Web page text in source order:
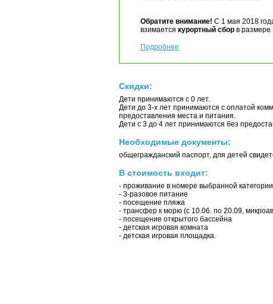
Обратите внимание! С 1 мая 2018
взимается курортный сборв размере
Подробнее
Скидки:
Дети принимаются с 0 лет.
Дети до 3-х лет принимаются с оплатой
предоставления места и питания.
Дети с 3 до 4 лет принимаются без
Необходимые документы:
общегражданский паспорт, для детей
В стоимость входит:
- проживание в номере выбранной категории
- 3-разовое питание
- посещение пляжа
- трансфер к морю (с 10.06. по 20.09,
- посещение открытого бассейна
- детская игровая комната
- детская игровая площадка.